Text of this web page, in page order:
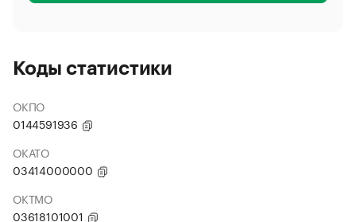
Коды статистики
ОКПО
0144591936
ОКАТО
03414000000
ОКТМО
03618101001